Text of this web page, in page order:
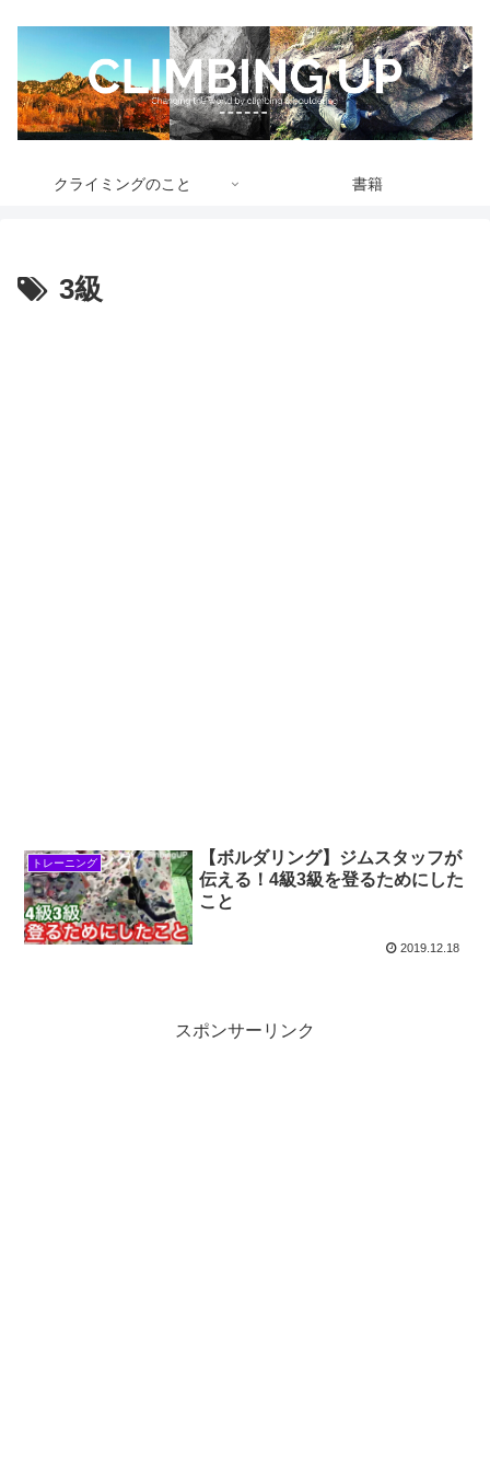
クライミングのこと 書籍
3級
トレーニング
【ボルダリング】ジムスタッフが
伝える！4級3級を登るためにした
こと
2019.12.18
スポンサーリンク